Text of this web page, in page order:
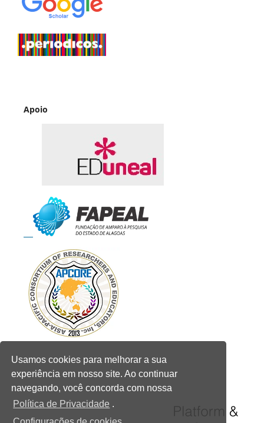
Usamos cookies para melhorar a sua
experiência em nosso site. Ao continuar
navegando, você concorda com nossa
Política de Privacidade .
Apoio